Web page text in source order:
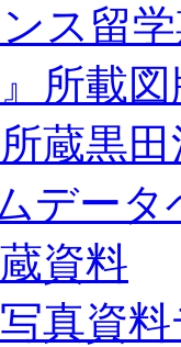
ス留
』所載
蔵黒
データ
資料
真資